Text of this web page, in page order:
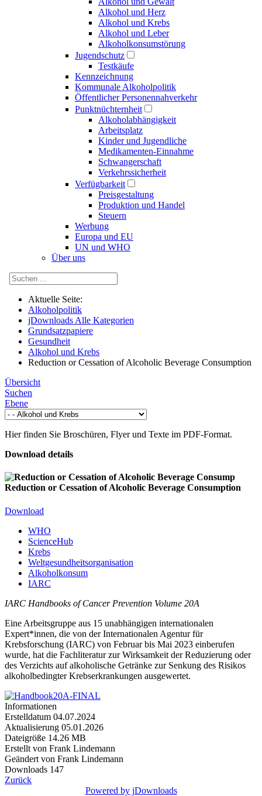
Alkohol und Herz
Alkohol und Krebs
Alkohol und Leber
Alkoholkonsumstörung
Jugendschutz
Testkäufe
Kennzeichnung
Kommunale Alkoholpolitik
Öffentlicher Personennahverkehr
Punktnüchternheit
Alkoholabhängigkeit
Arbeitsplatz
Kinder und Jugendliche
Medikamenten-Einnahme
Schwangerschaft
Verkehrssicherheit
Verfügbarkeit
Preisgestaltung
Produktion und Handel
Steuern
Werbung
Europa und EU
UN und WHO
Über uns
Aktuelle Seite:
Alkoholpolitik
jDownloads Alle Kategorien
Grundsatzpapiere
Gesundheit
Alkohol und Krebs
Reduction or Cessation of Alcoholic Beverage Consumption
Übersicht
Suchen
Ebene
Hier finden Sie Broschüren, Flyer und Texte im PDF-Format.
Download details
Reduction or Cessation of Alcoholic Beverage Consumption
Download
WHO
ScienceHub
Krebs
Weltgesundheitsorganisation
Alkoholkonsum
IARC
IARC Handbooks of Cancer Prevention Volume 20A
Eine Arbeitsgruppe aus 15 unabhängigen internationalen
Expert*innen, die von der Internationalen Agentur für
Krebsforschung (IARC) von Februar bis Mai 2023 einberufen
wurde, hat die Fachliteratur zur Wirksamkeit der Reduzierung oder
des Verzichts auf alkoholische Getränke zur Senkung des Risikos
alkoholbedingter Krebserkrankungen ausgewertet.
Informationen
Erstelldatum 04.07.2024
Aktualisierung 05.01.2026
Dateigröße 14.26 MB
Erstellt von Frank Lindemann
Geändert von Frank Lindemann
Downloads 147
Zurück
Powered by jDownloads